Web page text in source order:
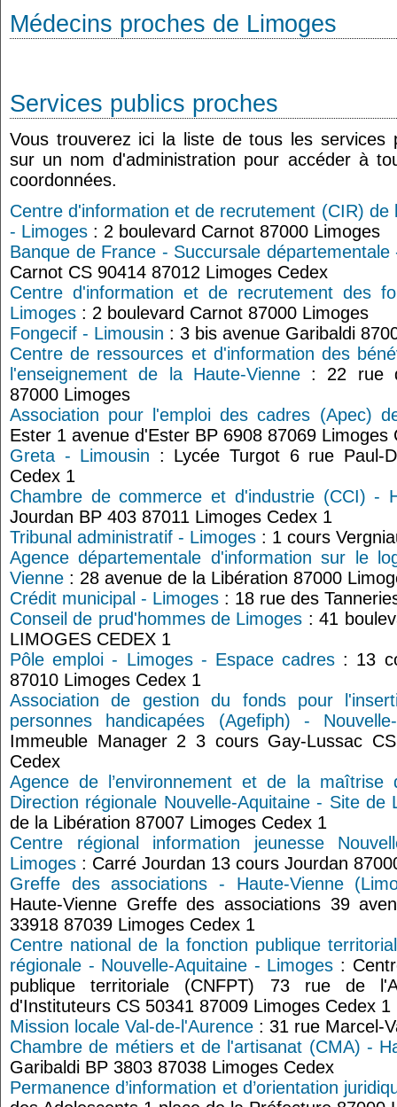
Médecins proches de Limoges
Services publics proches
Vous trouverez ici la liste de tous les services
sur un nom d'administration pour accéder à
coordonnées.
Centre d'information et de recrutement (CIR) de
- Limoges : 2 boulevard Carnot 87000 Limoges
Banque de France - Succursale départementale
Carnot CS 90414 87012 Limoges Cedex
Centre d'information et de recrutement des
Limoges : 2 boulevard Carnot 87000 Limoges
Fongecif - Limousin : 3 bis avenue Garibaldi
Centre de ressources et d'information des
l'enseignement de la Haute-Vienne: 22 rue
87000 Limoges
Association pour l'emploi des cadres (Apec)
Ester 1 avenue d'Ester BP 6908 87069 Limoges
Greta - Limousin : Lycée Turgot 6 rue Paul-
Cedex 1
Chambre de commerce et d'industrie (CCI) -
Jourdan BP 403 87011 Limoges Cedex 1
Tribunal administratif - Limoges : 1 cours
Agence départementale d'information sur le
Vienne : 28 avenue de la Libération 87000
Crédit municipal - Limoges : 18 rue des
Conseil de prud'hommes de Limoges : 41
LIMOGES CEDEX 1
Pôle emploi - Limoges - Espace cadres : 13
87010 Limoges Cedex 1
Association de gestion du fonds pour
personnes handicapées (Agefiph) -
Immeuble Manager 2 3 cours Gay-Lussac
Cedex
Agence de l’environnement et de la maîtrise
Direction régionale Nouvelle-Aquitaine - Site de
de la Libération 87007 Limoges Cedex 1
Centre régional information jeunesse
Limoges : Carré Jourdan 13 cours Jourdan
Greffe des associations - Haute-Vienne
Haute-Vienne Greffe des associations 39
33918 87039 Limoges Cedex 1
Centre national de la fonction publique
régionale - Nouvelle-Aquitaine - Limoges :
publique territoriale (CNFPT) 73 rue de
d'Instituteurs CS 50341 87009 Limoges Cedex 1
Mission locale Val-de-l'Aurence : 31 rue Marcel-
Chambre de métiers et de l'artisanat (CMA) -
Garibaldi BP 3803 87038 Limoges Cedex
Permanence d’information et d’orientation